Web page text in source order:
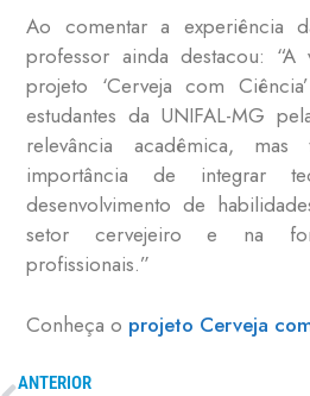
Ao comentar a experiência
professor ainda destacou:
projeto ‘Cerveja com
estudantes da UNIFAL-MG
relevância acadêmica,
importância de integrar
desenvolvimento de
setor cervejeiro e na
profissionais.”
Conheça o projeto Cerveja
ANTERIOR